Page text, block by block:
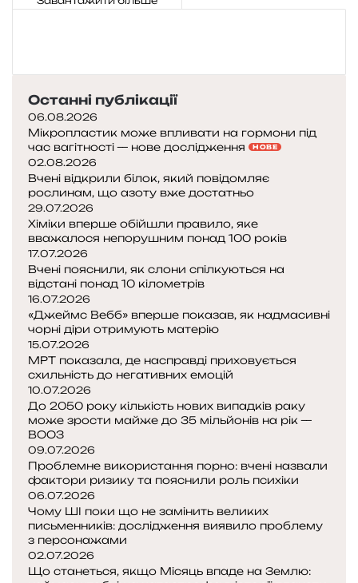
Останні публікації
06.08.2026
Мікропластик може впливати на гормони під
час вагітності — нове дослідження
НОВЕ
02.08.2026
Вчені відкрили білок, який повідомляє
рослинам, що азоту вже достатньо
29.07.2026
Хіміки вперше обійшли правило, яке
вважалося непорушним понад 100 років
17.07.2026
Вчені пояснили, як слони спілкуються на
відстані понад 10 кілометрів
16.07.2026
«Джеймс Вебб» вперше показав, як надмасивні
чорні діри отримують матерію
15.07.2026
МРТ показала, де насправді приховується
схильність до негативних емоцій
10.07.2026
До 2050 року кількість нових випадків раку
може зрости майже до 35 мільйонів на рік —
ВООЗ
09.07.2026
Проблемне використання порно: вчені назвали
фактори ризику та пояснили роль психіки
06.07.2026
Чому ШІ поки що не замінить великих
письменників: дослідження виявило проблему
з персонажами
02.07.2026
Що станеться, якщо Місяць впаде на Землю: